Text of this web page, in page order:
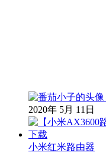
2020年 5月 11日
小米红米路由器